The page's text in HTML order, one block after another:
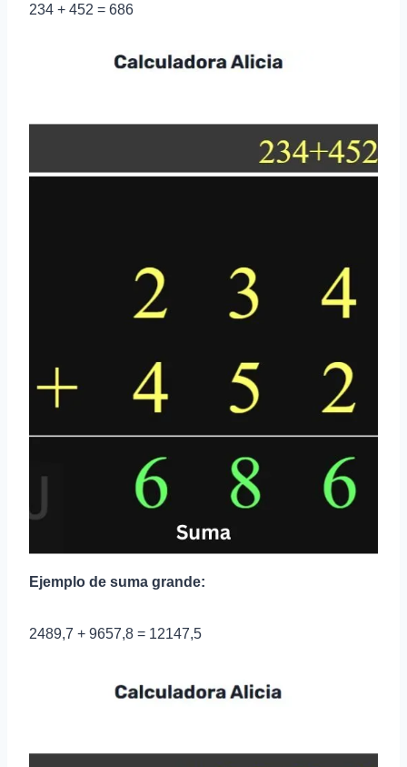
234 + 452 = 686
Ejemplo de suma grande:
2489,7 + 9657,8 = 12147,5